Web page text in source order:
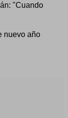
"Cuando
nuevo año